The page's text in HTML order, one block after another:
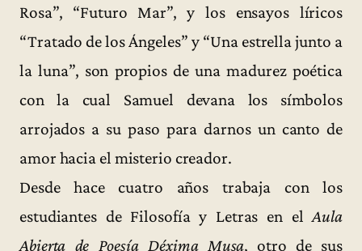
Rosa”, “Futuro Mar”, y los ensayos líricos
“Tratado de los Ángeles” y “Una estrella junto a
la luna”, son propios de una madurez poética
con la cual Samuel devana los símbolos
arrojados a su paso para darnos un canto de
amor hacia el misterio creador.
Desde hace cuatro años trabaja con los
estudiantes de Filosofía y Letras en elAula
Abierta de Poesía Déxima Musa, otro de sus